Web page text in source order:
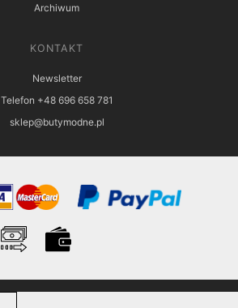
Archiwum
KONTAKT
Newsletter
Telefon +48 696 658 781
sklep@butymodne.pl